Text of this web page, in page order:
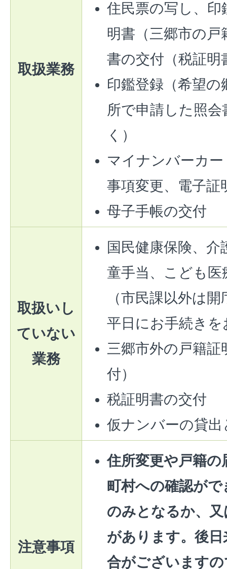
取扱業務
住民票の写し、印
明書（三郷市の
書の交付（税証明
印鑑登録（希望
所で申請した照
く）
マイナンバーカ
事項変更、電子証
母子手帳の交付
取扱いし
ていない
業務
国民健康保険、
童手当、こども
（市民課以外は
平日にお手続き
三郷市外の戸籍証
付）
税証明書の交付
仮ナンバーの貸出
注意事項
住所変更や戸籍
町村への確認が
のみとなるか、
があります。後
合がございます